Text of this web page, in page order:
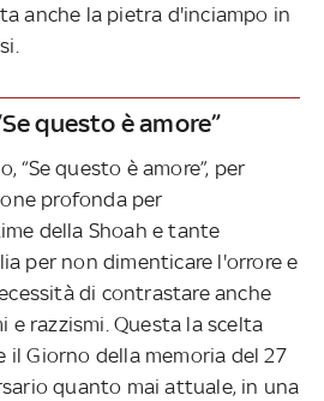
anche la pietra d'inciampo in
questo è amore”
“Se questo è amore”, per
profonda per
della Shoah e tante
per non dimenticare l'orrore e
di contrastare anche
e razzismi. Questa la scelta
il Giorno della memoria del 27
quanto mai attuale, in una